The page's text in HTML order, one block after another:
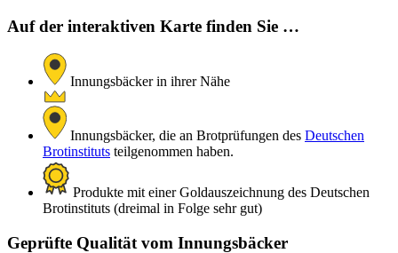
Auf der interaktiven Karte finden Sie …
Innungsbäcker in ihrer Nähe
Innungsbäcker, die an Brotprüfungen des Deutschen
Brotinstituts teilgenommen haben.
Produkte mit einer Goldauszeichnung des Deutschen
Brotinstituts (dreimal in Folge sehr gut)
Geprüfte Qualität vom Innungsbäcker